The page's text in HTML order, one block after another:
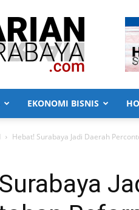
Harian
Surabaya
EKONOMI BISNIS
Hebat! Surabaya Jadi Daerah